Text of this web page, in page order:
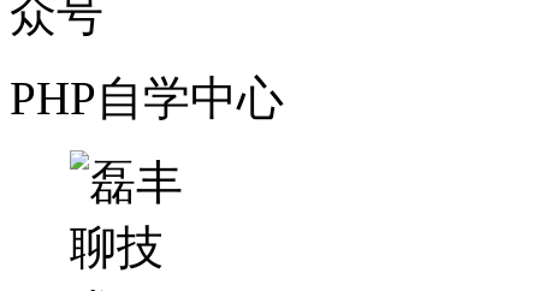
PHP自学中心